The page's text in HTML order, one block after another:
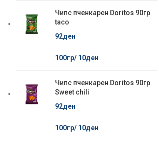
Чипс пченкарен Doritos 90гр
taco
92ден
100гр/ 10ден
Чипс пченкарен Doritos 90гр
Sweet chili
92ден
100гр/ 10ден